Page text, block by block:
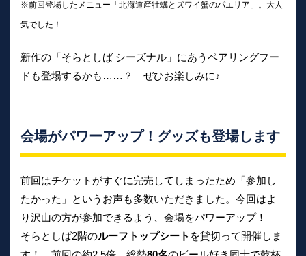
※前回登場したメニュー「北海道産牡蠣とズワイ蟹のパエリア」。大人
気でした！
新作の「そらとしば シーズナル」にあうペアリングフー
ドも登場するかも……？ ぜひお楽しみに♪
会場がパワーアップ！グッズも登場します
前回はチケットがすぐに完売してしまったため「参加し
たかった」というお声も多数いただきました。今回はよ
り沢山の方が参加できるよう、会場をパワーアップ！
そらとしば2階のルーフトップシート を貸切って開催しま